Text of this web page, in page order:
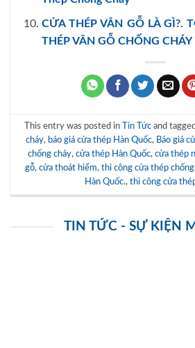
CỬA THÉP VÂN GỖ LÀ GÌ?.
THÉP VÂN GỖ CHỐNG
This entry was posted in Tin Tứcand tagged
cháy, báo giá cửa thép Hàn Quốc, Báo giá
chống cháy, cửa thép Hàn Quốc, cửa thép
gỗ, cửa thoát hiểm, thi công cửa thép
Hàn Quốc., thi công cửa
TIN TỨC - SỰ KIỆN